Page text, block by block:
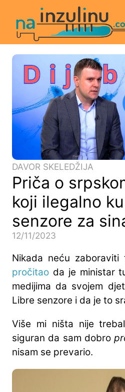
DAVOR SKELEDŽIJA
Priča o
koji ilegalno
senzore za
12/11/2023
Nikada neću zaboraviti
pročitao da je ministar
medijima da svojem
Libre senzore i da je to
Više mi ništa nije
siguran da sam dobro
nisam se prevario.